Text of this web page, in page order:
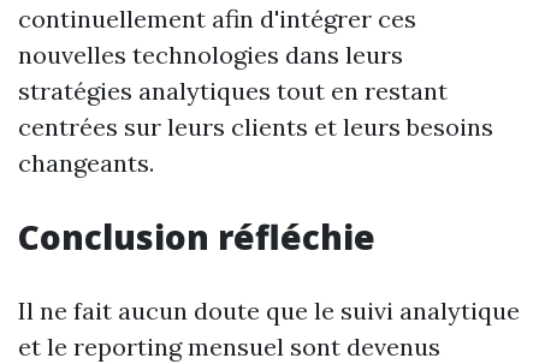
continuellement afin d'intégrer ces
nouvelles technologies dans leurs
stratégies analytiques tout en restant
centrées sur leurs clients et leurs besoins
changeants.
Conclusion réfléchie
Il ne fait aucun doute que le suivi analytique
et le reporting mensuel sont devenus